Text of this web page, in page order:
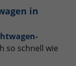
in
so schnell wie